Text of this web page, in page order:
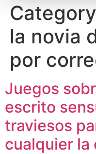
la novia
por
Juegos
escrito
traviesos
cualquier la